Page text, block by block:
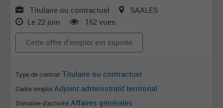
Titulaire ou contractuel
SAALES
Le 22 juin
162 vues
Cette offre d'emploi est expirée
Type de contrat Titulaire ou contractuel
Cadre emploi Adjoint administratif territorial
Domaine d'activité Affaires générales